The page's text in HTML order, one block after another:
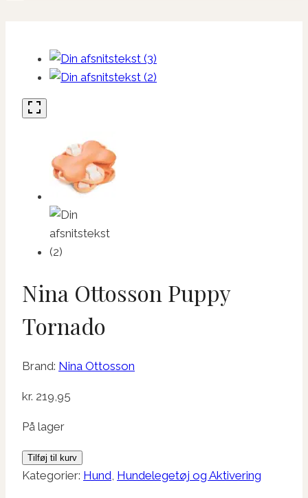
Nina Ottosson Puppy
Tornado
Brand: Nina Ottosson
kr. 219,95
På lager
Nina
Ottosson
Tilføj til kurv
Kategorier: Hund, Hundelegetøj og Aktivering